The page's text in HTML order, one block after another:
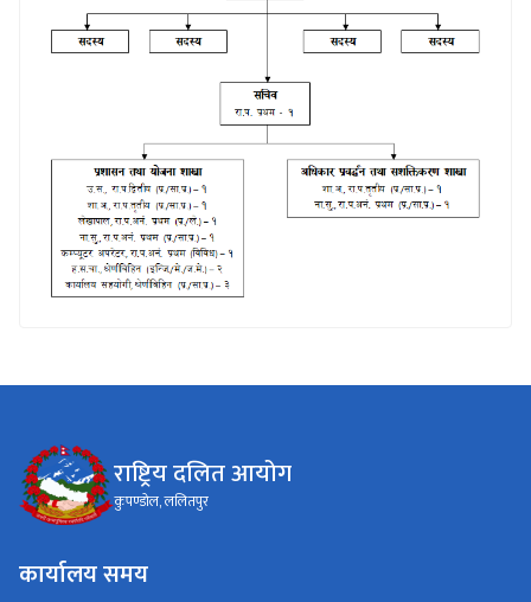
राष्ट्रिय दलित आयोग
कुपण्डोल, ललितपुर
कार्यालय समय